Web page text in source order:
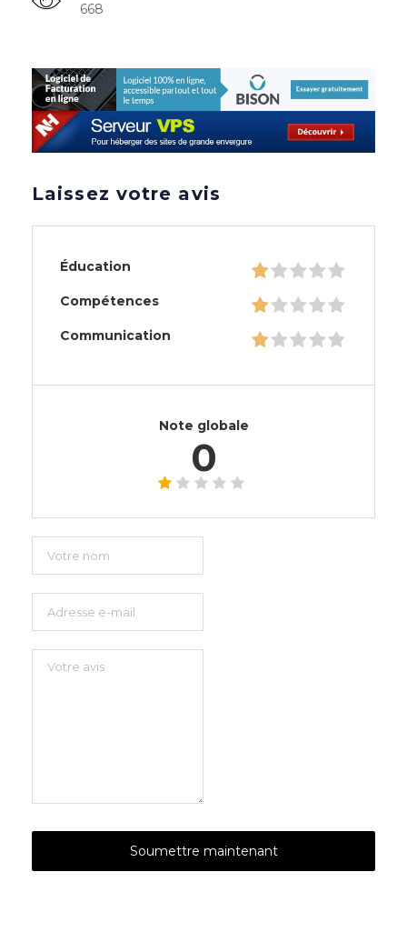
668
Laissez votre avis
Éducation
Compétences
Communication
Note globale
0